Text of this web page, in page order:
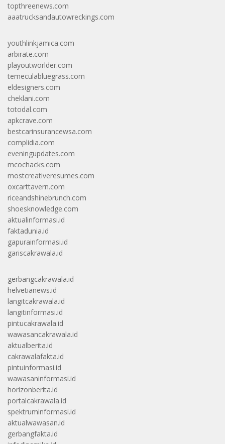
topthreenews.com
aaatrucksandautowreckings.com
youthlinkjamica.com
arbirate.com
playoutworlder.com
temeculabluegrass.com
eldesigners.com
cheklani.com
totodal.com
apkcrave.com
bestcarinsurancewsa.com
complidia.com
eveningupdates.com
mcochacks.com
mostcreativeresumes.com
oxcarttavern.com
riceandshinebrunch.com
shoesknowledge.com
aktualinformasi.id
faktadunia.id
gapurainformasi.id
gariscakrawala.id
gerbangcakrawala.id
helvetianews.id
langitcakrawala.id
langitinformasi.id
pintucakrawala.id
wawasancakrawala.id
aktualberita.id
cakrawalafakta.id
pintuinformasi.id
wawasaninformasi.id
horizonberita.id
portalcakrawala.id
spektruminformasi.id
aktualwawasan.id
gerbangfakta.id